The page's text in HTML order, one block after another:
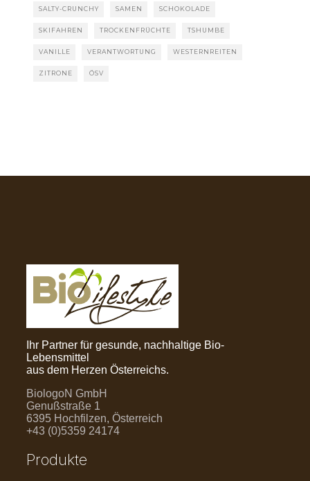
SALTY-CRUNCHY SAMEN SCHOKOLADE
SKIFAHREN TROCKENFRÜCHTE TSHUMBE
VANILLE VERANTWORTUNG WESTERNREITEN
ZITRONE ÖSV
Ihr Partner für gesunde, nachhaltige Bio-
Lebensmittel
aus dem Herzen Österreichs.
BiologoN GmbH
Genußstraße 1
6395 Hochfilzen, Österreich
+43 (0)5359 24174
Produkte